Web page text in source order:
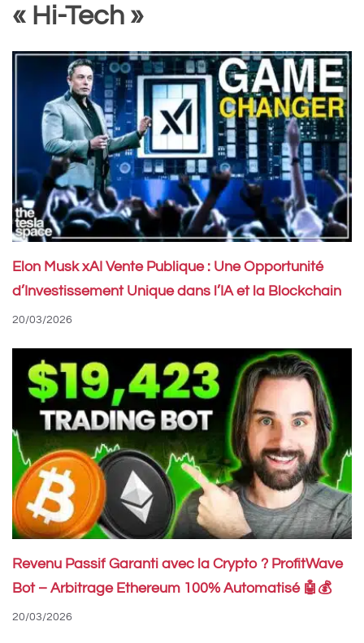
« Hi-Tech »
Elon Musk xAI Vente Publique : Une Opportunité
d’Investissement Unique dans l’IA et la Blockchain
20/03/2026
Revenu Passif Garanti avec la Crypto ? ProfitWave
Bot – Arbitrage Ethereum 100% Automatisé 🤖💰
20/03/2026